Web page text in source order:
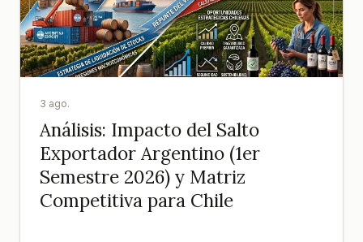
3 ago.
Análisis: Impacto del Salto
Exportador Argentino (1er
Semestre 2026) y Matriz
Competitiva para Chile